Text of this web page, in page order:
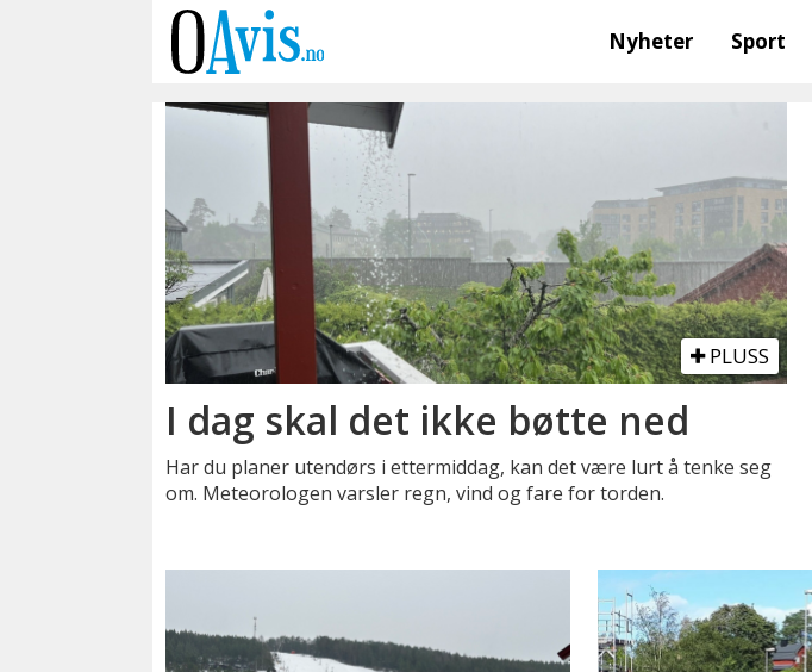
Nyheter Sport
PLUSS
I dag skal det ikke bøtte ned
Har du planer utendørs i ettermiddag, kan det være lurt å tenke seg
om. Meteorologen varsler regn, vind og fare for torden.